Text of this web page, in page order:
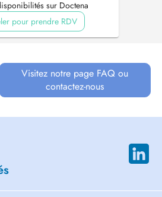
sur Doctena
pour prendre RDV
Visitez notre page FAQ ou
contactez-nous